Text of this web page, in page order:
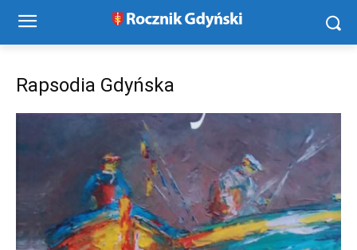
Rapsodia Gdyńska